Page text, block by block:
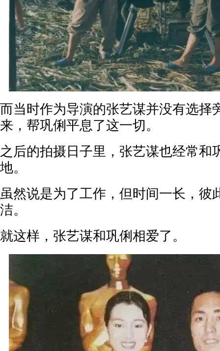
而当时作为导演的张艺谋并没有选择
来，帮巩俐平息了这一切。
之后的拍摄日子里，张艺谋也经常和
地。
虽然说是为了工作，但时间一长，彼
洁。
就这样，张艺谋和巩俐相爱了。